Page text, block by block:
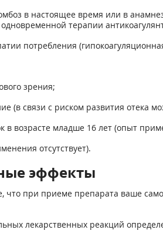
в настоящее время или в
терапии
потребления
зрения;
(в связи с риском развития отека
возрасте младше 16 лет (опыт
отсутствует).
эффекты
при приеме препарата ваше
лекарственных реакций